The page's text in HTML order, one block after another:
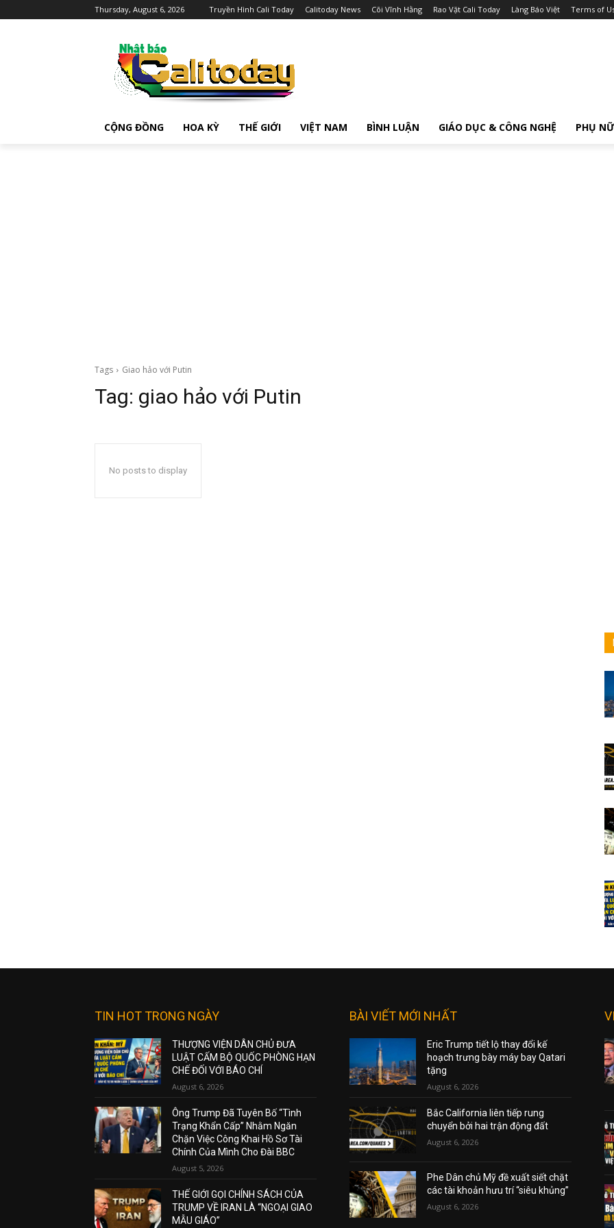
Thursday, August 6, 2026 Truyền Hình Cali Today Calitoday News Cõi Vĩnh Hằng Rao Vặt Cali Today Làng Báo Việt Terms of
CỘNG ĐỒNG HOA KỲ THẾ GIỚI VIỆT NAM BÌNH LUẬN GIÁO DỤC & CÔNG NGHỆ PHỤ NỮ
Tags Giao hảo với Putin
Tag: giao hảo với Putin
No posts to display
TIN HOT TRONG NGÀY
THƯỢNG VIỆN DÂN CHỦ ĐƯA
LUẬT CẤM BỘ QUỐC PHÒNG HẠN
CHẾ ĐỐI VỚI BÁO CHÍ
August 6, 2026
Ông Trump Đã Tuyên Bố “Tình
Trạng Khẩn Cấp” Nhằm Ngăn
Chặn Việc Công Khai Hồ Sơ Tài
Chính Của Mình Cho Đài BBC
August 5, 2026
THẾ GIỚI GỌI CHÍNH SÁCH CỦA
TRUMP VỀ IRAN LÀ “NGOẠI GIAO
MẪU GIÁO”
BÀI VIẾT MỚI NHẤT
Eric Trump tiết lộ thay đổi kế
hoạch trưng bày máy bay Qatari
tặng
August 6, 2026
Bắc California liên tiếp rung
chuyển bởi hai trận động đất
August 6, 2026
Phe Dân chủ Mỹ đề xuất siết chặt
các tài khoản hưu trí “siêu khủng”
August 6, 2026